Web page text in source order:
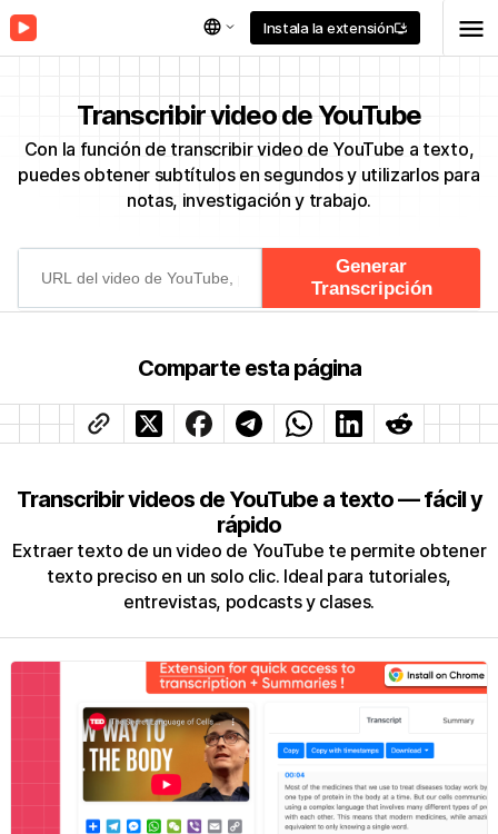
language Instala la extensióninstall_desktop menu
Transcribir video de YouTube
Con la función de transcribir video de YouTube a texto,
puedes obtener subtítulos en segundos y utilizarlos para
notas, investigación y trabajo.
Comparte esta página
Transcribir videos de YouTube a texto — fácil y
rápido
Extraer texto de un video de YouTube te permite obtener
texto preciso en un solo clic. Ideal para tutoriales,
entrevistas, podcasts y clases.